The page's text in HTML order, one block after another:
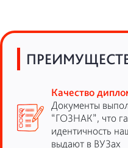
Качество
Документы
“ГОЗНАК”, что
идентичность
выдают в ВУЗах